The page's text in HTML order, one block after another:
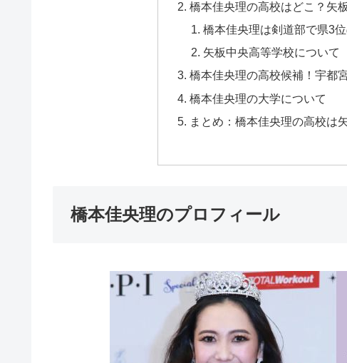
橋本佳央理の高校はどこ？矢
橋本佳央理は剣道部で県3
矢板中央高等学校について
橋本佳央理の高校候補！宇都
橋本佳央理の大学について
まとめ：橋本佳央理の高校は
橋本佳央理のプロフィール